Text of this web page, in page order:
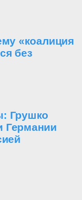
«коалиция
без
Грушко
Германии